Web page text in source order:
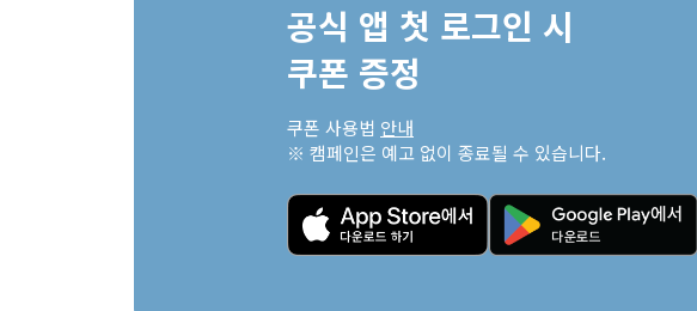
공식 앱 첫 로그인 시
쿠폰 증정
쿠폰 사용법 안내
※ 캠페인은 예고 없이 종료될 수 있습니다.